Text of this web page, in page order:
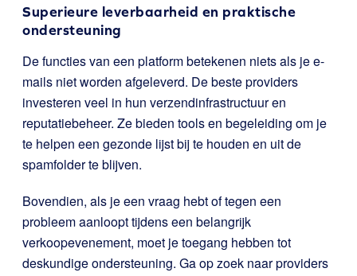
Superieure leverbaarheid en praktische
ondersteuning
De functies van een platform betekenen niets als je e-
mails niet worden afgeleverd. De beste providers
investeren veel in hun verzendinfrastructuur en
reputatiebeheer. Ze bieden tools en begeleiding om je
te helpen een gezonde lijst bij te houden en uit de
spamfolder te blijven.
Bovendien, als je een vraag hebt of tegen een
probleem aanloopt tijdens een belangrijk
verkoopevenement, moet je toegang hebben tot
deskundige ondersteuning. Ga op zoek naar providers